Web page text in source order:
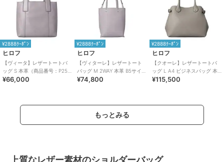
¥2888ｸｰﾎﾟﾝ
ヒロフ
【ヴィータ】レザートートバ
ッグ S 本革（商品番号：P25-
20310）
¥66,000
¥2888ｸｰﾎﾟﾝ
ヒロフ
【ヴィターレ】レザートート
バッグ M 2WAY 本革 B5サイズ
（商品番号：P25－26641）
¥74,800
¥2888ｸｰﾎﾟﾝ
ヒロフ
【クオーレ】レザートートバ
ッグ L A4 ビジネスバッグ 本
革（商品番号：P25－35642）
¥115,500
もっとみる
上質なレザー素材のショルダーバッグ